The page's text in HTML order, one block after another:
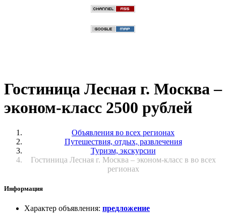
Гостиница Лесная г. Москва –
эконом-класс 2500 рублей
Объявления во всех регионах
Путешествия, отдых, развлечения
Туризм, экскурсии
Гостиница Лесная г. Москва – эконом-класс в во всех
регионах
Информация
Характер объявления: предложение